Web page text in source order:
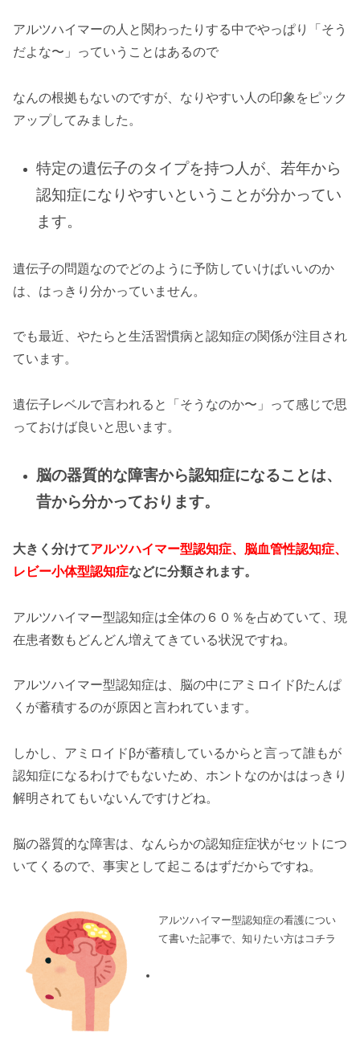
アルツハイマーの人と関わったりする中でやっぱり「そう
だよな〜」っていうことはあるので
なんの根拠もないのですが、なりやすい人の印象をピック
アップしてみました。
特定の遺伝子のタイプを持つ人が、若年から
認知症になりやすいということが分かってい
ます。
遺伝子の問題なのでどのように予防していけばいいのか
は、はっきり分かっていません。
でも最近、やたらと生活習慣病と認知症の関係が注目され
ています。
遺伝子レベルで言われると「そうなのか〜」って感じで思
っておけば良いと思います。
脳の器質的な障害から認知症になることは、
昔から分かっております。
大きく分けてアルツハイマー型認知症、脳血管性認知症、
レビー小体型認知症などに分類されます。
アルツハイマー型認知症は全体の６０％を占めていて、現
在患者数もどんどん増えてきている状況ですね。
アルツハイマー型認知症は、脳の中にアミロイドβたんぱ
くが蓄積するのが原因と言われています。
しかし、アミロイドβが蓄積しているからと言って誰もが
認知症になるわけでもないため、ホントなのかははっきり
解明されてもいないんですけどね。
脳の器質的な障害は、なんらかの認知症症状がセットにつ
いてくるので、事実として起こるはずだからですね。
アルツハイマー型認知症の看護につい
て書いた記事で、知りたい方はコチラ